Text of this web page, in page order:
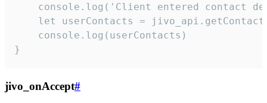
console.log('Client entered contact
let userContacts =
    console.log(userContacts)
}
jivo_onAccept#